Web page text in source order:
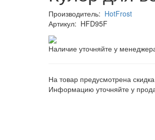
Производитель: HotFrost
Артикул: HFD95F
Наличие уточняйте у
На товар предусмотрена
Информацию уточняйте у